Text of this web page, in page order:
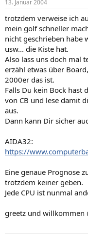
13. Januar 2004
trotzdem verweise ich
mein golf schneller
nicht geschrieben habe
usw... die Kiste hat.
Also lass uns doch mal
erzähl etwas über
2000er das ist.
Falls Du kein Bock hast
von CB und lese damit
aus.
Dann kann Dir sicher
AIDA32:
https://
Eine genaue Prognose
trotzdem keiner geben.
Jede CPU ist nunmal
greetz und willkommen